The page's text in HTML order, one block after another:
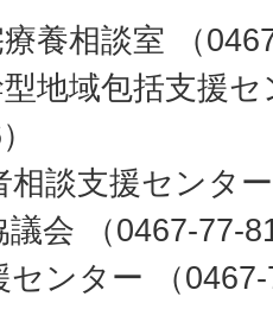
養相談室 （
地域包括支援
相談支援センタ
議会 （0467-77-
センター （